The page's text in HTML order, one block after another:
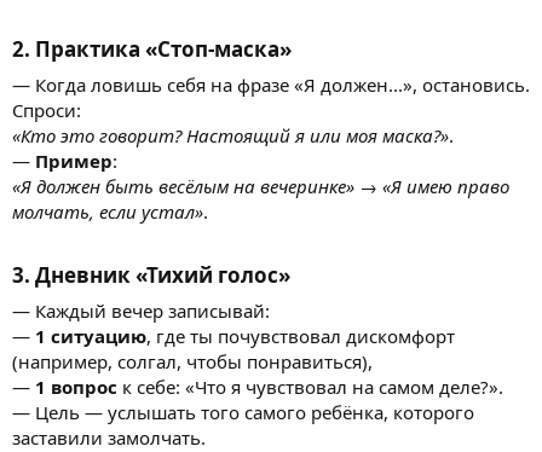
2. Практика «Стоп-маска»
— Когда ловишь себя на фразе «Я должен...», остановись.
Спроси:
«Кто это говорит? Настоящий я или моя маска?».
— Пример:
«Я должен быть весёлым на вечеринке» → «Я имею право
молчать, если устал».
3. Дневник «Тихий голос»
— Каждый вечер записывай:
— 1 ситуацию, где ты почувствовал дискомфорт
(например, солгал, чтобы понравиться),
— 1 вопрос к себе: «Что я чувствовал на самом деле?».
— Цель — услышать того самого ребёнка, которого
заставили замолчать.